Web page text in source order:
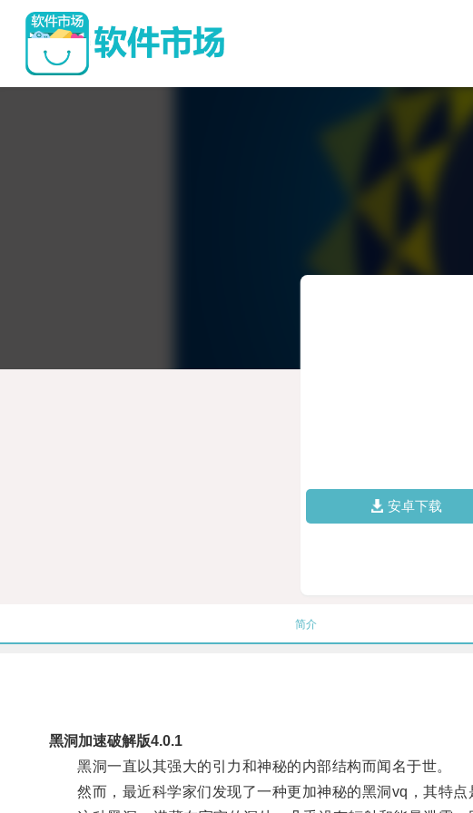
安卓下载
简介
黑洞加速破解版4.0.1
黑洞一直以其强大的引力和神秘的内部结构而闻名于世。
然而，最近科学家们发现了一种更加神秘的黑洞vq，其特点